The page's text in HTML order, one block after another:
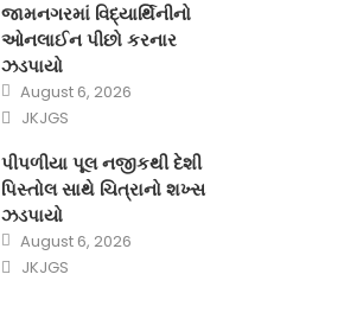
જામનગરમાં વિદ્યાર્થિનીનો
ઓનલાઈન પીછો કરનાર
ઝડપાયો
Posted
on
August 6, 2026
Author
JKJGS
પીપળીયા પૂલ નજીકથી દેશી
પિસ્તોલ સાથે ચિત્રાનો શખ્સ
ઝડપાયો
Posted
on
August 6, 2026
Author
JKJGS